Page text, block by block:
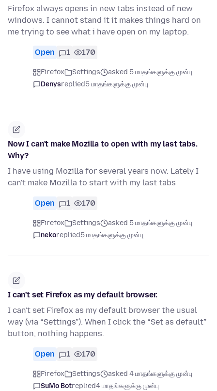
Firefox always opens in new tabs instead of new
windows. I cannot stand it it makes things hard on
me trying to see what i have open on my laptop.
Open 1 170
Firefox Settings
asked 5 மாதங்களுக்கு முன்பு
Denysreplied5 மாதங்களுக்கு முன்பு
Now I can't make Mozilla to open with my last tabs.
Why?
I have using Mozilla for several years now. Lately I
can't make Mozilla to start with my last tabs
Open 1 170
Firefox Settings
asked 5 மாதங்களுக்கு முன்பு
nekoreplied5 மாதங்களுக்கு முன்பு
I can't set Firefox as my default browser.
I can't set Firefox as my default browser the usual
way (via “Settings”). When I click the “Set as default”
button, nothing happens.
Open 1 170
Firefox Settings
asked 4 மாதங்களுக்கு முன்பு
SuMo Botreplied4 மாதங்களுக்கு முன்பு